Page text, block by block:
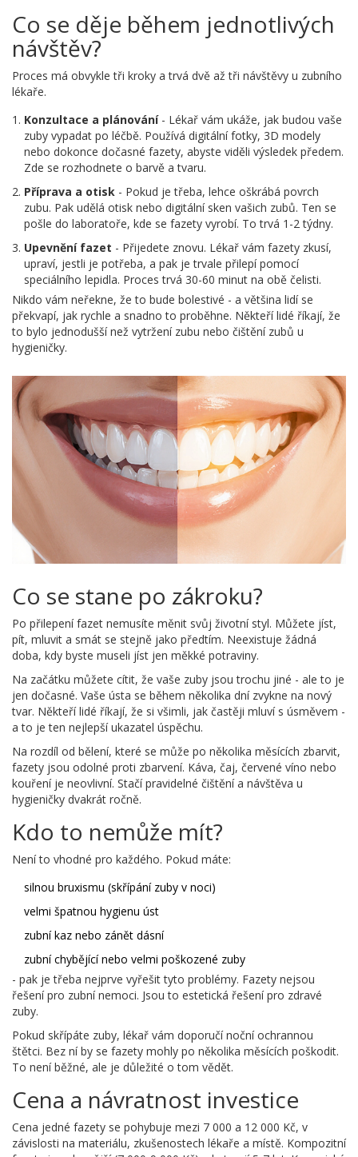
Co se děje během jednotlivých
návštěv?
Proces má obvykle tři kroky a trvá dvě až tři návštěvy u zubního
lékaře.
Konzultace a plánování- Lékař vám ukáže, jak budou vaše
zuby vypadat po léčbě. Používá digitální fotky, 3D modely
nebo dokonce dočasné fazety, abyste viděli výsledek předem.
Zde se rozhodnete o barvě a tvaru.
Příprava a otisk - Pokud je třeba, lehce oškrábá povrch
zubu. Pak udělá otisk nebo digitální sken vašich zubů. Ten se
pošle do laboratoře, kde se fazety vyrobí. To trvá 1-2 týdny.
Upevnění fazet - Přijedete znovu. Lékař vám fazety zkusí,
upraví, jestli je potřeba, a pak je trvale přilepí pomocí
speciálního lepidla. Proces trvá 30-60 minut na obě čelisti.
Nikdo vám neřekne, že to bude bolestivé - a většina lidí se
překvapí, jak rychle a snadno to proběhne. Někteří lidé říkají, že
to bylo jednodušší než vytržení zubu nebo čištění zubů u
hygieničky.
Co se stane po zákroku?
Po přilepení fazet nemusíte měnit svůj životní styl. Můžete jíst,
pít, mluvit a smát se stejně jako předtím. Neexistuje žádná
doba, kdy byste museli jíst jen měkké potraviny.
Na začátku můžete cítit, že vaše zuby jsou trochu jiné - ale to je
jen dočasné. Vaše ústa se během několika dní zvykne na nový
tvar. Někteří lidé říkají, že si všimli, jak častěji mluví s úsměvem -
a to je ten nejlepší ukazatel úspěchu.
Na rozdíl od bělení, které se může po několika měsících zbarvit,
fazety jsou odolné proti zbarvení. Káva, čaj, červené víno nebo
kouření je neovlivní. Stačí pravidelné čištění a návštěva u
hygieničky dvakrát ročně.
Kdo to nemůže mít?
Není to vhodné pro každého. Pokud máte:
silnou bruxismu (skřípání zuby v noci)
velmi špatnou hygienu úst
zubní kaz nebo zánět dásní
zubní chybějící nebo velmi poškozené zuby
- pak je třeba nejprve vyřešit tyto problémy. Fazety nejsou
řešení pro zubní nemoci. Jsou to estetická řešení pro zdravé
zuby.
Pokud skřípáte zuby, lékař vám doporučí noční ochrannou
štětci. Bez ní by se fazety mohly po několika měsících poškodit.
To není běžné, ale je důležité o tom vědět.
Cena a návratnost investice
Cena jedné fazety se pohybuje mezi 7 000 a 12 000 Kč, v
závislosti na materiálu, zkušenostech lékaře a místě. Kompozitní